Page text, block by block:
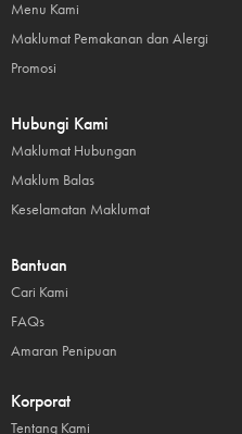
Menu Kami
Maklumat Pemakanan dan Alergi
Promosi
Hubungi Kami
Maklumat Hubungan
Maklum Balas
Keselamatan Maklumat
Bantuan
Cari Kami
FAQs
Amaran Penipuan
Korporat
Tentang Kami